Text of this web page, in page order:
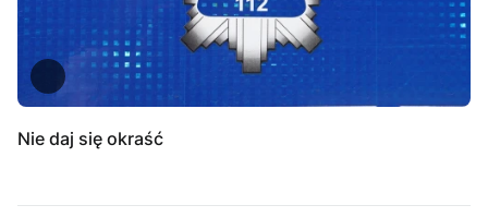
Nie daj się okraść